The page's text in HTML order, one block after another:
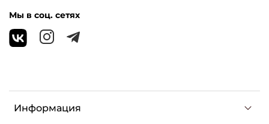
Информация
Мы в соц. сетях